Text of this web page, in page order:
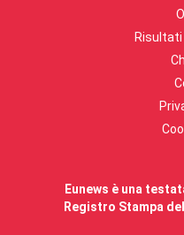
Risultati
Eunews è una
Registro Stampa